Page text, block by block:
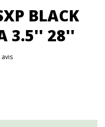
BLACK
3.5'' 28''
avis